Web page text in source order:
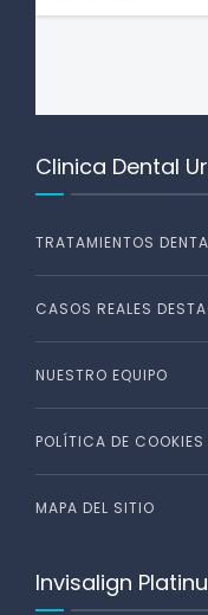
Clinica Dental
TRATAMIENTOS
CASOS REALES
NUESTRO EQUIPO
POLÍTICA DE COOKIES
MAPA DEL SITIO
Invisalign